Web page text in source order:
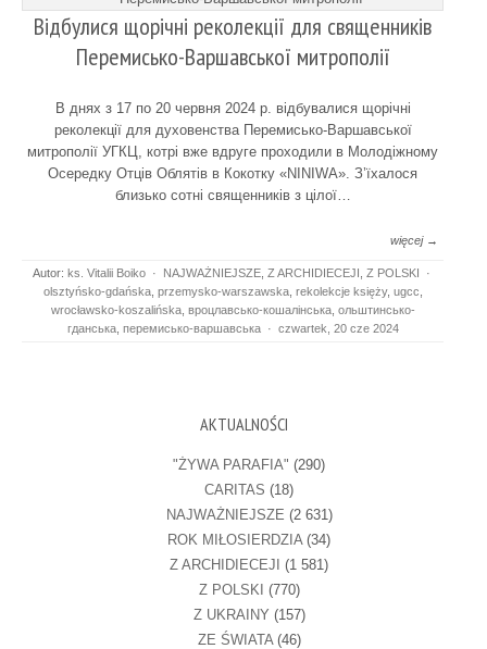
Відбулися щорічні реколекції для священників
Перемисько-Варшавської митрополії
В днях з 17 по 20 червня 2024 р. відбувалися щорічні
реколекції для духовенства Перемисько-Варшавської
митрополії УГКЦ, котрі вже вдруге проходили в Молодіжному
Осередку Отців Облятів в Кокотку «NINIWA». З’їхалося
близько сотні священників з цілої…
więcej →
Autor: ks. Vitalii Boiko · NAJWAŻNIEJSZE, Z ARCHIDIECEJI Z POLSKI
·
olsztyńsko-gdańska, przemysko-warszawska, rekolekcje księży, ugcc
wrocławsko-koszalińska, вроцлавсько-кошалінська, ольштинсько-
гданська, перемисько-варшавська · czwartek, 20 cze 2024
AKTUALNOŚCI
"ŻYWA PARAFIA" (290)
CARITAS (18)
NAJWAŻNIEJSZE (2 631)
ROK MIŁOSIERDZIA(34)
Z ARCHIDIECEJI (1 581)
Z POLSKI (770)
Z UKRAINY (157)
ZE ŚWIATA(46)